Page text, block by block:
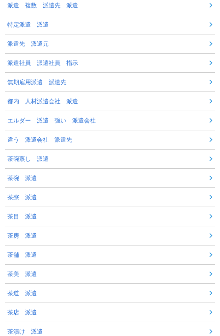
派遣 複数 派遣先 派遣
特定派遣 派遣
派遣先 派遣元
派遣社員 派遣社員 指示
無期雇用派遣 派遣先
都内 人材派遣会社 派遣
エルダー 派遣 強い 派遣会社
違う 派遣会社 派遣先
茶碗蒸し 派遣
茶碗 派遣
茶寮 派遣
茶目 派遣
茶房 派遣
茶舗 派遣
茶美 派遣
茶道 派遣
茶店 派遣
茶漬け 派遣